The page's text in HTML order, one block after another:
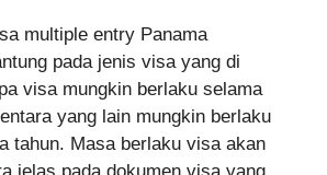
multiple entry Panama
pada jenis visa yang di
visa mungkin berlaku selama
yang lain mungkin berlaku
tahun. Masa berlaku visa akan